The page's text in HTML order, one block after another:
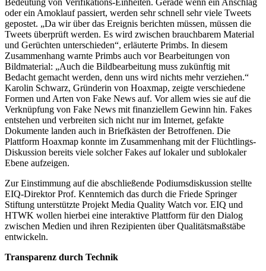
oder ein Amoklauf passiert, werden sehr schnell sehr viele Tweets
gepostet. „Da wir über das Ereignis berichten müssen, müssen die
Tweets überprüft werden. Es wird zwischen brauchbarem Material
und Gerüchten unterschieden“, erläuterte Primbs. In diesem
Zusammenhang warnte Primbs auch vor Bearbeitungen von
Bildmaterial: „Auch die Bildbearbeitung muss zukünftig mit
Bedacht gemacht werden, denn uns wird nichts mehr verziehen.“
Karolin Schwarz, Gründerin von Hoaxmap, zeigte verschiedene
Formen und Arten von Fake News auf. Vor allem wies sie auf die
Verknüpfung von Fake News mit finanziellem Gewinn hin. Fakes
entstehen und verbreiten sich nicht nur im Internet, gefakte
Dokumente landen auch in Briefkästen der Betroffenen. Die
Plattform Hoaxmap konnte im Zusammenhang mit der Flüchtlings-
Diskussion bereits viele solcher Fakes auf lokaler und sublokaler
Ebene aufzeigen.
Zur Einstimmung auf die abschließende Podiumsdiskussion stellte
EIQ-Direktor Prof. Kenntemich das durch die Friede Springer
Stiftung unterstützte Projekt Media Quality Watch vor. EIQ und
HTWK wollen hierbei eine interaktive Plattform für den Dialog
zwischen Medien und ihren Rezipienten über Qualitätsmaßstäbe
entwickeln.
Transparenz durch Technik